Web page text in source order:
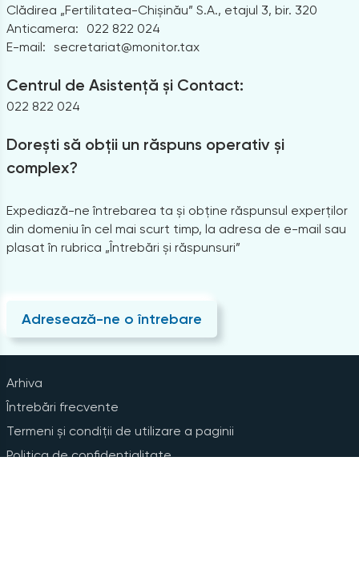
Clădirea „Fertilitatea-Chișinău” S.A., etajul 3, bir. 320
Anticamera:
022 822 024
E-mail: secretariat@monitor.tax
Centrul de Asistență și Contact:
022 822 024
Dorești să obții un răspuns operativ și
complex?
Expediază-ne întrebarea ta și obține răspunsul experților
din domeniu în cel mai scurt timp, la adresa de e-mail sau
plasat în rubrica „Întrebări și răspunsuri”
Adresează-ne o întrebare
Arhiva
Întrebări frecvente
Termeni și condiții de utilizare a paginii
Politica de confidențialitate